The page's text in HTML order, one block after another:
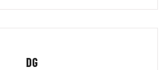
DG